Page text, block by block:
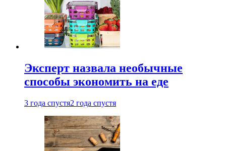
Эксперт назвала необычные
способы экономить на еде
3 года спустя2 года спустя